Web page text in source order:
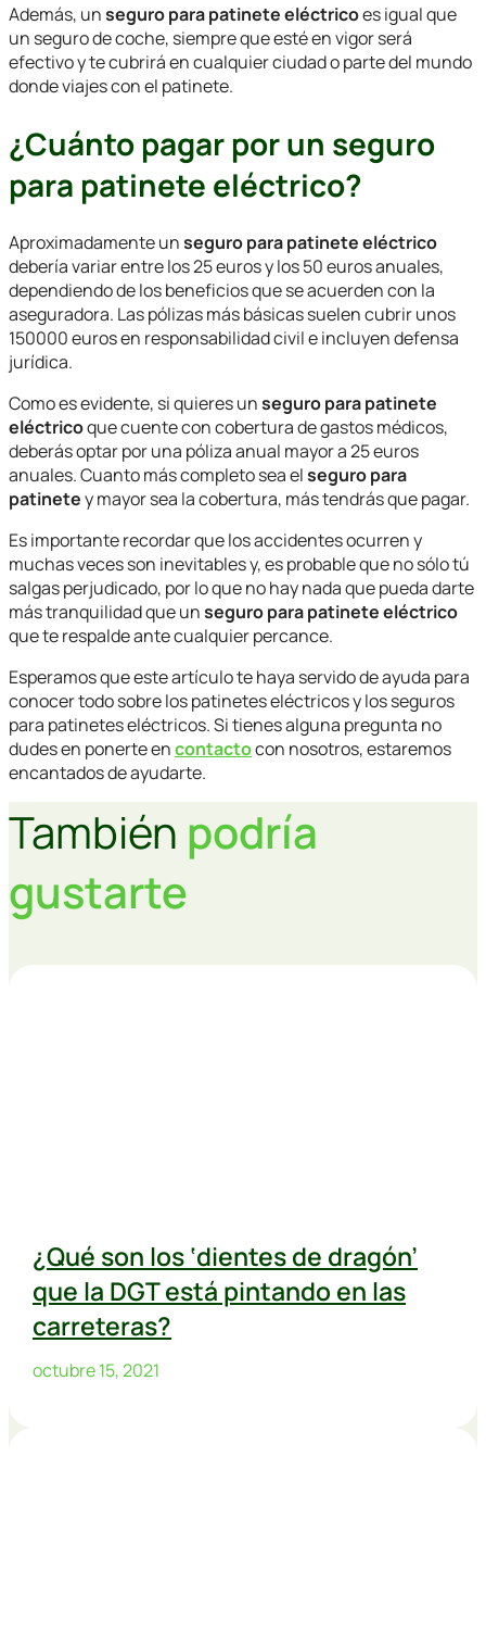
Además, unseguro para patinete eléctricoes igual que
un seguro de coche, siempre que esté en vigor será
efectivo y te cubrirá en cualquier ciudad o parte del mundo
donde viajes con el patinete.
¿Cuánto pagar por un seguro
para patinete eléctrico?
Aproximadamente unseguro para patinete eléctrico
debería variar entre los 25 euros y los 50 euros anuales,
dependiendo de los beneficios que se acuerden con la
aseguradora. Las pólizas más básicas suelen cubrir unos
150000 euros en responsabilidad civil e incluyen defensa
jurídica.
Como es evidente, si quieres unseguro para patinete
eléctricoque cuente con cobertura de gastos médicos,
deberás optar por una póliza anual mayor a 25 euros
anuales. Cuanto más completo sea elseguro para
patinetey mayor sea la cobertura, más tendrás que pagar.
Es importante recordar que los accidentes ocurren y
muchas veces son inevitables y, es probable que no sólo tú
salgas perjudicado, por lo que no hay nada que pueda darte
más tranquilidad que unseguro para patinete eléctrico
que te respalde ante cualquier percance.
Esperamos que este artículo te haya servido de ayuda para
conocer todo sobre los patinetes eléctricos y los seguros
para patinetes eléctricos. Si tienes alguna pregunta no
dudes en ponerte encontactocon nosotros, estaremos
encantados de ayudarte.
También podría
gustarte
¿Qué son los ‘dientes de dragón’
que la DGT está pintando en las
carreteras?
octubre 15, 2021